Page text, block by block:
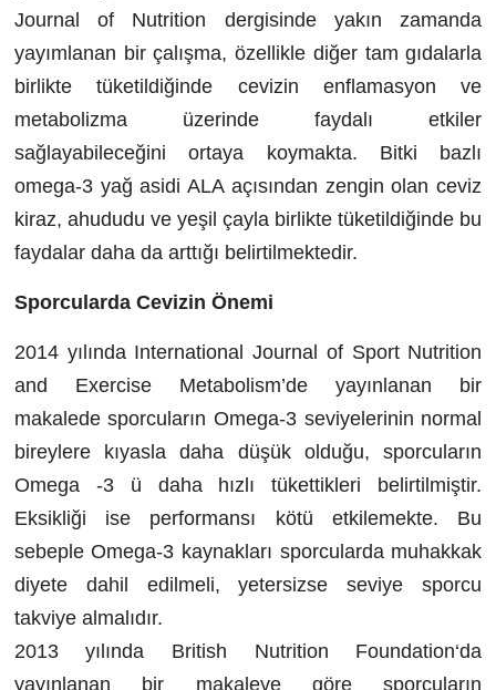
Journal of Nutrition dergisinde yakın zamanda
yayımlanan bir çalışma, özellikle diğer tam gıdalarla
birlikte tüketildiğinde cevizin enflamasyon ve
metabolizma üzerinde faydalı etkiler
sağlayabileceğini ortaya koymakta. Bitki bazlı
omega-3 yağ asidi ALA açısından zengin olan ceviz
kiraz, ahududu ve yeşil çayla birlikte tüketildiğinde bu
faydalar daha da arttığı belirtilmektedir.
Sporcularda Cevizin Önemi
2014 yılında International Journal of Sport Nutrition
and Exercise Metabolism’de yayınlanan bir
makalede sporcuların Omega-3 seviyelerinin normal
bireylere kıyasla daha düşük olduğu, sporcuların
Omega -3 ü daha hızlı tükettikleri belirtilmiştir.
Eksikliği ise performansı kötü etkilemekte. Bu
sebeple Omega-3 kaynakları sporcularda muhakkak
diyete dahil edilmeli, yetersizse seviye sporcu
takviye almalıdır.
2013 yılında British Nutrition Foundation‘da
yayınlanan bir makaleye göre sporcuların